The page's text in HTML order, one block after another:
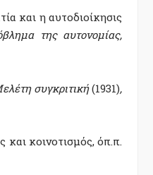
και η αυτοδιοίκησις
της αυτονομίας,
συγκριτική(1931),
και κοινοτισμός, όπ.π.